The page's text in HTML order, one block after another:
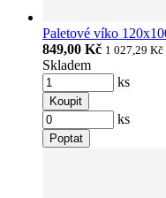
Paletové víko
849,00 Kč 1 027,29 Kč
Skladem
ks
Koupit
ks
Poptat